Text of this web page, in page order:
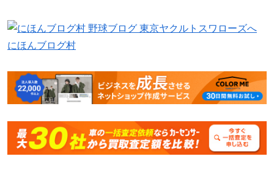
にほんブログ村